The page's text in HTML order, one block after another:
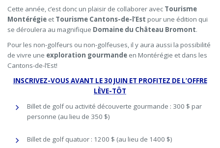
Cette année, c’est donc un plaisir de collaborer avec Tourisme
Montérégie et Tourisme Cantons-de-l’Est pour une édition qui
se déroulera au magnifique Domaine du Château Bromont.
Pour les non-golfeurs ou non-golfeuses, il y aura aussi la possibilité
de vivre une exploration gourmande en Montérégie et dans les
Cantons-de-l’Est!
INSCRIVEZ-VOUS AVANT LE 30 JUIN ET PROFITEZ DE L’OFFRE
LÈVE-TÔT
Billet de golf ou activité découverte gourmande : 300 $ par
personne (au lieu de 350 $)
Billet de golf quatuor : 1200 $ (au lieu de 1400 $)